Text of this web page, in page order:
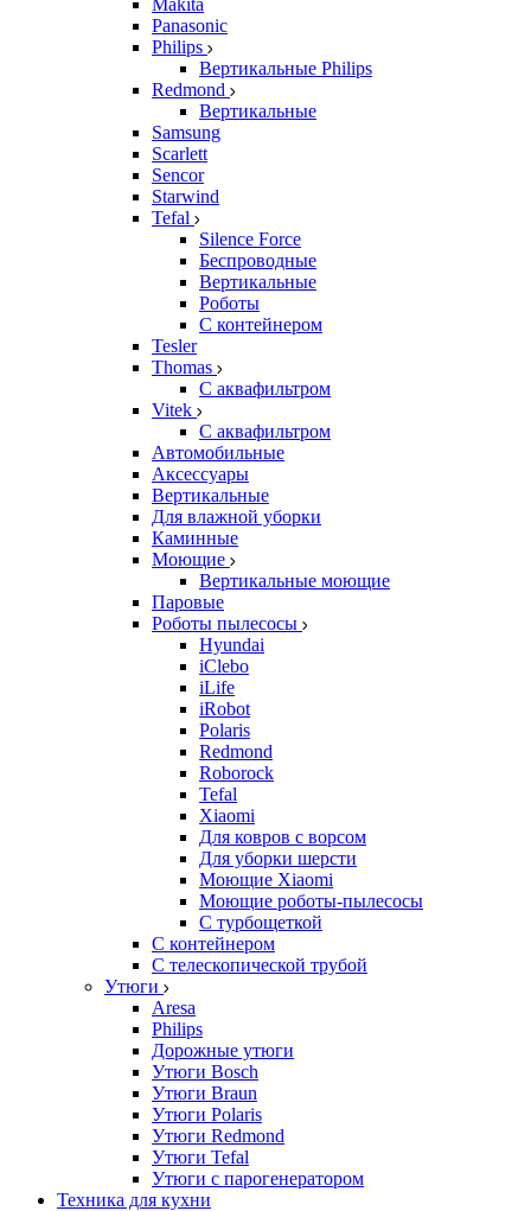
Makita
Panasonic
Philips
Вертикальные Philips
Redmond
Вертикальные
Samsung
Scarlett
Sencor
Starwind
Tefal
Silence Force
Беспроводные
Вертикальные
Роботы
С контейнером
Tesler
Thomas
С аквафильтром
Vitek
С аквафильтром
Автомобильные
Аксессуары
Вертикальные
Для влажной уборки
Каминные
Моющие
Вертикальные моющие
Паровые
Роботы пылесосы
Hyundai
iClebo
iLife
iRobot
Polaris
Redmond
Roborock
Tefal
Xiaomi
Для ковров с ворсом
Для уборки шерсти
Моющие Xiaomi
Моющие роботы-пылесосы
С турбощеткой
С контейнером
С телескопической трубой
Утюги
Aresa
Philips
Дорожные утюги
Утюги Bosch
Утюги Braun
Утюги Polaris
Утюги Redmond
Утюги Tefal
Утюги с парогенератором
Техника для кухни